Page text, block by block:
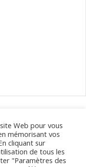
opticien à Clermont-
Web pour vous
mémorisant vos
cliquant sur
de tous les
"Paramètres des